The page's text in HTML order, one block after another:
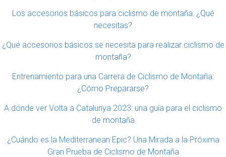
Los accesorios básicos para ciclismo de montaña: ¿Qué
necesitas?
¿Qué accesorios básicos se necesita para realizar ciclismo de
montaña?
Entrenamiento para una Carrera de Ciclismo de Montaña:
¿Cómo Prepararse?
A dónde ver Volta a Catalunya 2023: una guía para el ciclismo
de montaña
¿Cuándo es la Mediterranean Epic? Una Mirada a la Próxima
Gran Prueba de Ciclismo de Montaña